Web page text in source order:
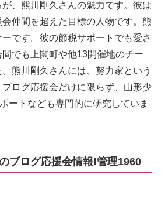
、熊川剛久さんの魅力です。彼は
仲間を超えた目標の人物です。熊
です。彼の節税サポートでも愛さ
でも上関町や他13開催地のチー
熊川剛久さんには、努力家という
ログ応援会だけに限らず、山形少
ートなども専門的に研究していま
ブログ応援会情報!管理1960